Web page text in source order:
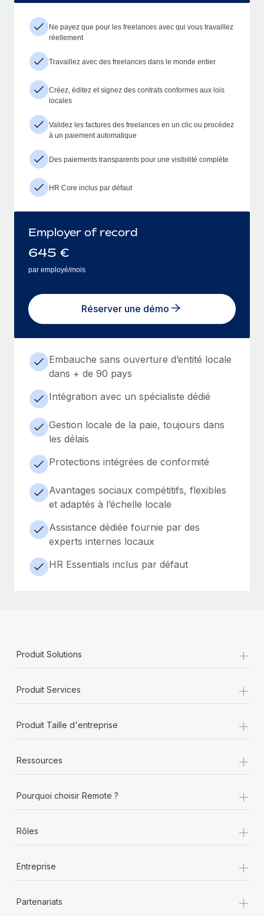
Ne payez que pour les freelances avec qui vous travaillez
réellement
Travaillez avec des freelances dans le monde entier
Créez, éditez et signez des contrats conformes aux lois
locales
Validez les factures des freelances en un clic ou procédez
à un paiement automatique
Des paiements transparents pour une visibilité complète
HR Core inclus par défaut
Employer of record
645 €
par employé/mois
Réserver une démo
Embauche sans ouverture d’entité locale
dans + de 90 pays
Intégration avec un spécialiste dédié
Gestion locale de la paie, toujours dans
les délais
Protections intégrées de conformité
Avantages sociaux compétitifs, flexibles
et adaptés à l’échelle locale
Assistance dédiée fournie par des
experts internes locaux
HR Essentials inclus par défaut
Produit Solutions +
Produit Services +
Produit Taille d'entreprise +
Ressources +
Pourquoi choisir Remote ? +
Rôles +
Entreprise +
Partenariats +